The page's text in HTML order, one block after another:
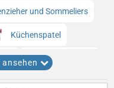
und Sommeliers
Küchenspatel
Schneebesen
Nussknacker